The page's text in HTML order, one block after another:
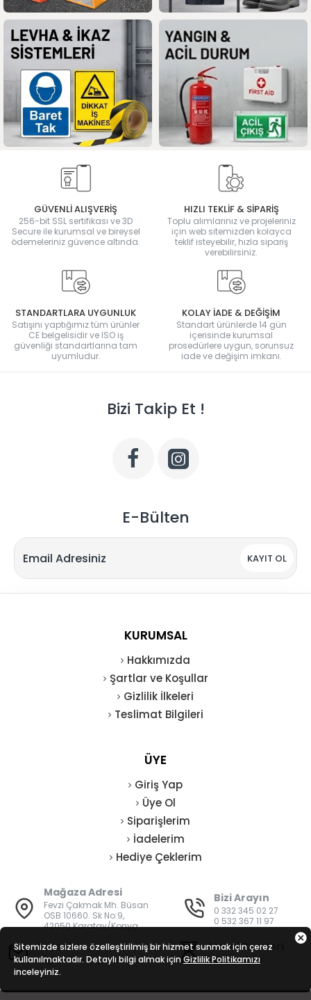
GÜVENLİ ALIŞVERİŞ
256-bit SSL sertifikası ve 3D
Secure ile kurumsal ve bireysel
ödemeleriniz güvence altında.
HIZLI TEKLİF & SİPARİŞ
Toplu alımlarınız ve projeleriniz
için web sitemizden kolayca
teklif isteyebilir, hızla sipariş
verebilirsiniz.
STANDARTLARA UYGUNLUK
Satışını yaptığımız tüm ürünler
CE belgelisidir ve ISO iş
güvenliği standartlarına tam
uyumludur.
KOLAY İADE & DEĞİŞİM
Standart ürünlerde 14 gün
içerisinde kurumsal
prosedürlere uygun, sorunsuz
iade ve değişim imkanı.
Bizi Takip Et !
E-Bülten
KAYIT OL
KURUMSAL
Hakkımızda
Şartlar ve Koşullar
Gizlilik İlkeleri
Teslimat Bilgileri
ÜYE
Giriş Yap
Üye Ol
Siparişlerim
İadelerim
Hediye Çeklerim
Mağaza Adresi
Fevzi Çakmak Mh. Büsan
OSB 10660. Sk No:9,
42050 Karatay/Konya
Bizi Arayın
0 332 345 02 27
0 532 367 11 97
E-Posta
bilgi@vatanisguvenligi.com
Mesai Saatleri
08:00 - 19:00
Sitemizde sizlere özelleştirilmiş bir hizmet sunmak için çerez
kullanılmaktadır. Detaylı bilgi almak için Gizlilik Politikamızı
inceleyiniz.